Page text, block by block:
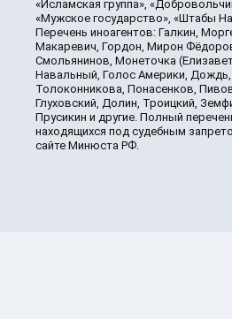
«Исламская группа»,
«Мужское государство», «Штабы
Перечень иноагентов: Галкин,
Макаревич, Гордон, Мирон
Смольянинов, Монеточка
Навальный, Голос Америки,
Толоконникова, Понасенков,
Глуховский, Долин, Троицкий,
Прусикин и другие. Полный
находящихся под судебным
сайте Минюста РФ.